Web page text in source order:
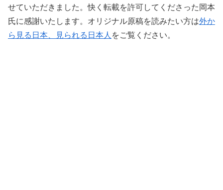
せていただきました。快く転載を許可してくださった岡本
氏に感謝いたします。オリジナル原稿を読みたい方は外か
ら見る日本、見られる日本人 をご覧ください。